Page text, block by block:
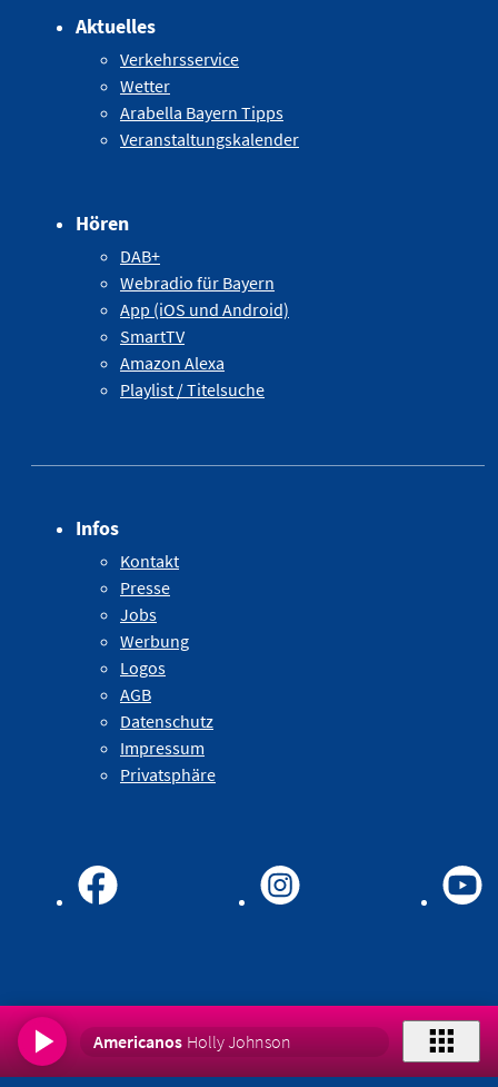
Aktuelles
Verkehrsservice
Wetter
Arabella Bayern Tipps
Veranstaltungskalender
Hören
DAB+
Webradio für Bayern
App (iOS und Android)
SmartTV
Amazon Alexa
Playlist / Titelsuche
Infos
Kontakt
Presse
Jobs
Werbung
Logos
AGB
Datenschutz
Impressum
Privatsphäre
Americanos Holly Johnson